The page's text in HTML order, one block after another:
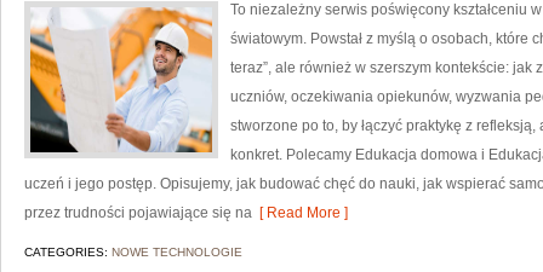
To niezależny serwis poświęcony kształceniu
światowym. Powstał z myślą o osobach, które
teraz”, ale również w szerszym kontekście: jak
uczniów, oczekiwania opiekunów, wyzwania
stworzone po to, by łączyć praktykę z
konkret. Polecamy Edukacja domowa i
uczeń i jego postęp. Opisujemy, jak budować chęć do nauki, jak wspierać
przez trudności pojawiające się na [ Read More ]
CATEGORIES: NOWE TECHNOLOGIE